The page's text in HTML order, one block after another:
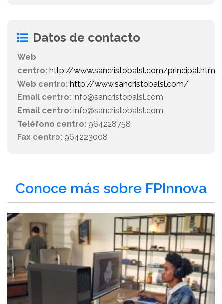
Datos de contacto
Web
centro: http://www.sancristobalsl.com/principal.htm
Web centro: http://www.sancristobalsl.com/
Email centro: info@sancristobalsl.com
Email centro: info@sancristobalsl.com
Teléfono centro: 964228758
Fax centro: 964223008
Conoce más sobre FPInnova